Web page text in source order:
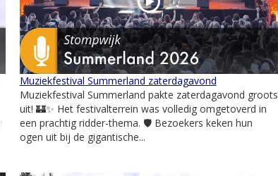
Muziekfestival Summerland zaterdagavond
Muziekfestival Summerland pakte zaterdagavond groots
uit! 🏰✨ Het festivalterrein was volledig omgetoverd in
een prachtig ridder-thema. 🛡️ Bezoekers keken hun
ogen uit bij de gigantische...